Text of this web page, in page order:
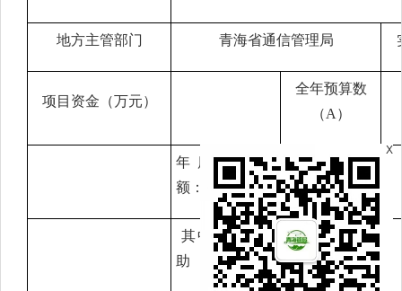
地方主管部门 青海省通信管理局
项目资金（万元）
全年预算数
（A）
年度资金总
额：
3546
其中：中央补
助
3546
X